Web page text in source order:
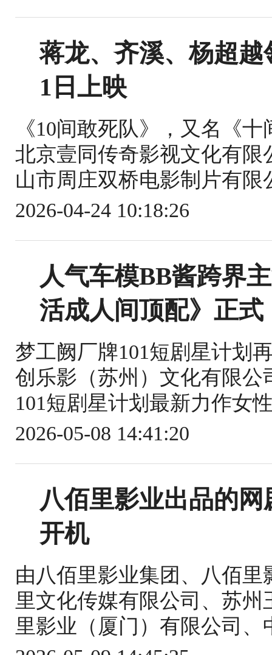
蒋龙、齐溪、杨超
1日上映
《10间敢死队》，又名《
北京壹同传奇影视文化有
山市周庄双桥电影制片有
2026-04-24 10:18:26
人气车模BB酱跨界
活成人间顶配》正式
梦工阙厂牌101短剧星计划
创乐影（苏州）文化有限
101短剧星计划最新力作女
2026-05-08 14:41:20
八佰里影业出品的
开机
由八佰里影业集团、八佰
里文化传媒有限公司、苏
里影业（厦门）有限公司